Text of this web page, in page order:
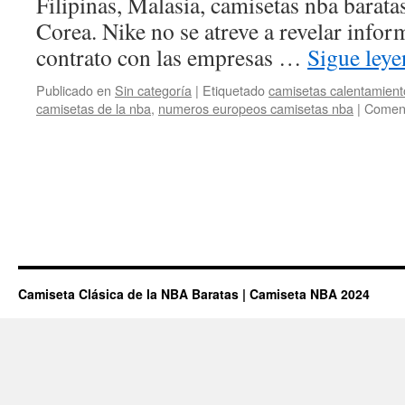
Corea. Nike no se atreve a revelar
contrato con las empresas … Sigue
Publicado en Sin categoría | Etiquetadocamisetas
camisetas de la nba, numeros europeos camisetas nba |
Camiseta Clásica de la NBA Baratas | Camiseta NBA 2024